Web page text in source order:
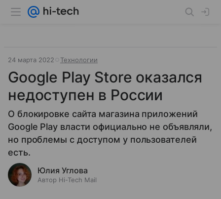
24 марта 2022 Технологии
Google Play Store оказался
недоступен в России
О блокировке сайта магазина приложений
Google Play власти официально не объявляли,
но проблемы с доступом у пользователей
есть.
Юлия Углова
Автор Hi-Tech Mail